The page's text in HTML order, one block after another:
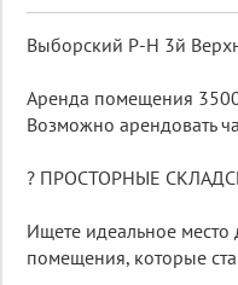
Выборский Р-Н 3й
Аренда помещения
Возможно арендовать
? ПРОСТОРНЫЕ
Ищете идеальное место
помещения, которые